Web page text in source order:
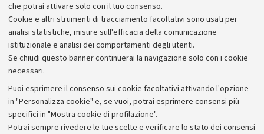
che potrai attivare solo con il tuo consenso.
Cookie e altri strumenti di tracciamento facoltativi sono usati per
analisi statistiche, misure sull'efficacia della comunicazione
istituzionale e analisi dei comportamenti degli utenti.
Se chiudi questo banner continuerai la navigazione solo con i cookie
necessari.
Puoi esprimere il consenso sui cookie facoltativi attivando l'opzione
in "Personalizza cookie" e, se vuoi, potrai esprimere consensi più
specifici in "Mostra cookie di profilazione".
Potrai sempre rivedere le tue scelte e verificare lo stato dei consensi
Piano strategico
Bilanci
Donazioni e 5x1000
Merchandising - UniboStore
Bandi, gare e concorsi
Albo online
Amministrazione trasparente